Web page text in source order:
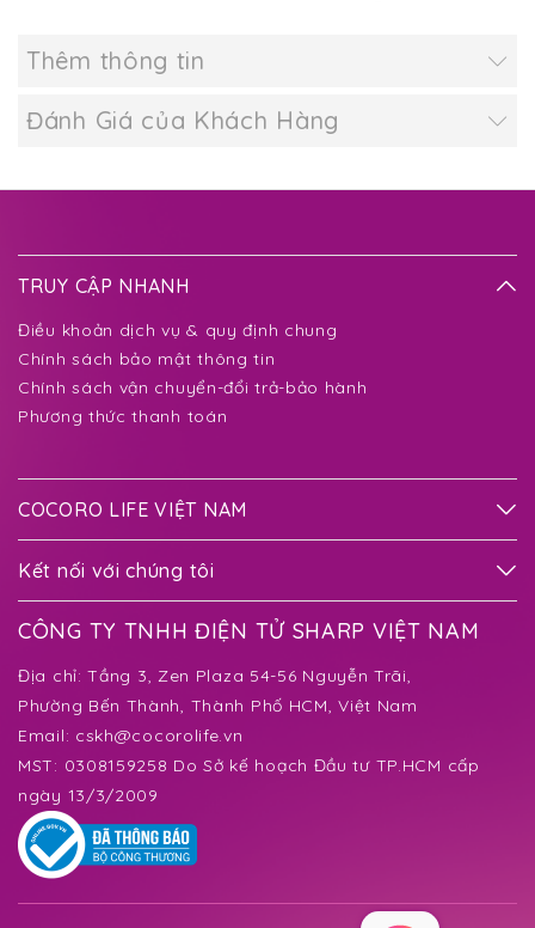
Thêm thông tin
Đánh Giá của Khách Hàng
TRUY CẬP NHANH
Điều khoản dịch vụ & quy định chung
Chính sách bảo mật thông tin
Chính sách vận chuyển-đổi trả-bảo hành
Phương thức thanh toán
COCORO LIFE VIỆT NAM
Kết nối với chúng tôi
CÔNG TY TNHH ĐIỆN TỬ SHARP VIỆT NAM
Địa chỉ:Tầng 3, Zen Plaza 54-56 Nguyễn Trãi,
Phường Bến Thành, Thành Phố HCM, Việt Nam
Email: cskh@cocorolife.vn
MST: 0308159258 Do Sở kế hoạch Đầu tư TP.HCM cấp
ngày 13/3/2009